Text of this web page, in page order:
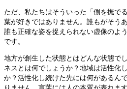
ただ、私たちはそういった「側を撫で
葉が好きではありません。誰もがそう
誰も正確な姿を捉えられない虚像のよ
です。
地方が創生した状態とはどんな状態で
ネスとは何でしょうか？地域は活性化
か？活性化し続けた先には何があるん